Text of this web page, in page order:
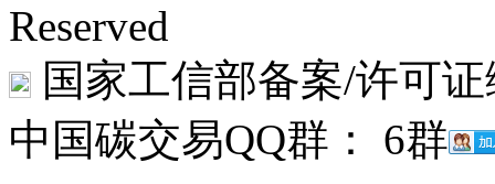
Reserved
国家工信部备案/许可
中国碳交易QQ群： 6群